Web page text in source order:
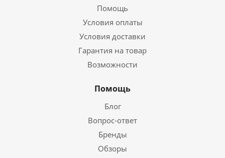
Помощь
Условия оплаты
Условия доставки
Гарантия на товар
Возможности
Помощь
Блог
Вопрос-ответ
Бренды
Обзоры